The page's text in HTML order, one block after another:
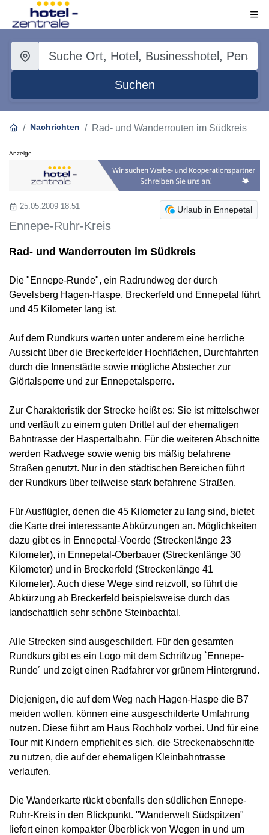
Suchen
Nachrichten Rad- und Wanderrouten im Südkreis
Anzeige
Urlaub in Ennepetal
25.05.2009 18:51
Ennepe-Ruhr-Kreis
Rad- und Wanderrouten im Südkreis
Die "Ennepe-Runde", ein Radrundweg der durch
Gevelsberg Hagen-Haspe, Breckerfeld und Ennepetal führt
und 45 Kilometer lang ist.
Auf dem Rundkurs warten unter anderem eine herrliche
Aussicht über die Breckerfelder Hochflächen, Durchfahrten
durch die Innenstädte sowie mögliche Abstecher zur
Glörtalsperre und zur Ennepetalsperre.
Zur Charakteristik der Strecke heißt es: Sie ist mittelschwer
und verläuft zu einem guten Drittel auf der ehemaligen
Bahntrasse der Haspertalbahn. Für die weiteren Abschnitte
werden Radwege sowie wenig bis mäßig befahrene
Straßen genutzt. Nur in den städtischen Bereichen führt
der Rundkurs über teilweise stark befahrene Straßen.
Für Ausflügler, denen die 45 Kilometer zu lang sind, bietet
die Karte drei interessante Abkürzungen an. Möglichkeiten
dazu gibt es in Ennepetal-Voerde (Streckenlänge 23
Kilometer), in Ennepetal-Oberbauer (Streckenlänge 30
Kilometer) und in Breckerfeld (Streckenlänge 41
Kilometer). Auch diese Wege sind reizvoll, so führt die
Abkürzung ab Breckerfeld beispielsweise durch das
landschaftlich sehr schöne Steinbachtal.
Alle Strecken sind ausgeschildert. Für den gesamten
Rundkurs gibt es ein Logo mit dem Schriftzug `Ennepe-
Runde´ und zeigt einen Radfahrer vor grünem Hintergrund.
Diejenigen, die auf dem Weg nach Hagen-Haspe die B7
meiden wollen, können eine ausgeschilderte Umfahrung
nutzen. Diese führt am Haus Rochholz vorbei. Und für eine
Tour mit Kindern empfiehlt es sich, die Streckenabschnitte
zu nutzen, die auf der ehemaligen Kleinbahntrasse
verlaufen.
Die Wanderkarte rückt ebenfalls den südlichen Ennepe-
Ruhr-Kreis in den Blickpunkt. "Wanderwelt Südspitzen"
liefert einen kompakter Überblick von Wegen in und um